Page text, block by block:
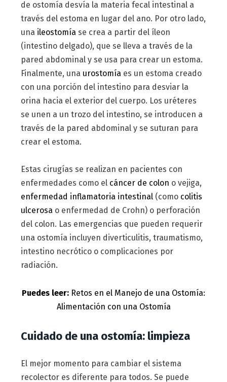
de ostomía desvía la materia fecal intestinal a
través del estoma en lugar del ano. Por otro lado,
una ileostomía se crea a partir del íleon
(intestino delgado), que se lleva a través de la
pared abdominal y se usa para crear un estoma.
Finalmente, una urostomía es un estoma creado
con una porción del intestino para desviar la
orina hacia el exterior del cuerpo. Los uréteres
se unen a un trozo del intestino, se introducen a
través de la pared abdominal y se suturan para
crear el estoma.
Estas cirugías se realizan en pacientes con
enfermedades como el cáncer de colon o vejiga,
enfermedad inflamatoria intestinal(como colitis
ulcerosao enfermedad de Crohn) o perforación
del colon. Las emergencias que pueden requerir
una ostomía incluyen diverticulitis, traumatismo,
intestino necrótico o complicaciones por
radiación.
Puedes leer: Retos en el Manejo de una Ostomía:
Alimentación con una Ostomía
Cuidado de una ostomía: limpieza
El mejor momento para cambiar el sistema
recolector es diferente para todos. Se puede